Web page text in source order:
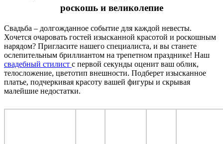
роскошь и великолепие
Свадьба – долгожданное событие для каждой невесты.
Хочется очаровать гостей изысканной красотой и роскошным
нарядом? Пригласите нашего специалиста, и вы станете
ослепительным бриллиантом на трепетном празднике! Наш
свадебный стилист с первой секунды оценит ваш облик,
телосложение, цветотип внешности. Подберет изысканное
платье, подчеркивая красоту вашей фигуры и скрывая
малейшие недостатки.